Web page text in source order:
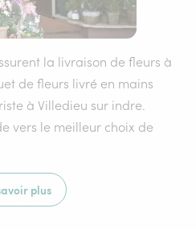
la livraison de fleurs à
de fleurs livré en mains
à Villedieu sur indre.
vers le meilleur choix de
plus